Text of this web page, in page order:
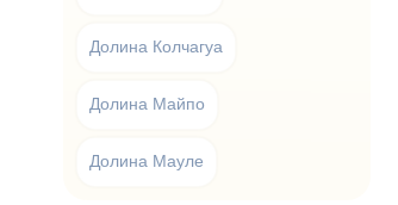
Долина Колчагуа
Долина Майпо
Долина Мауле